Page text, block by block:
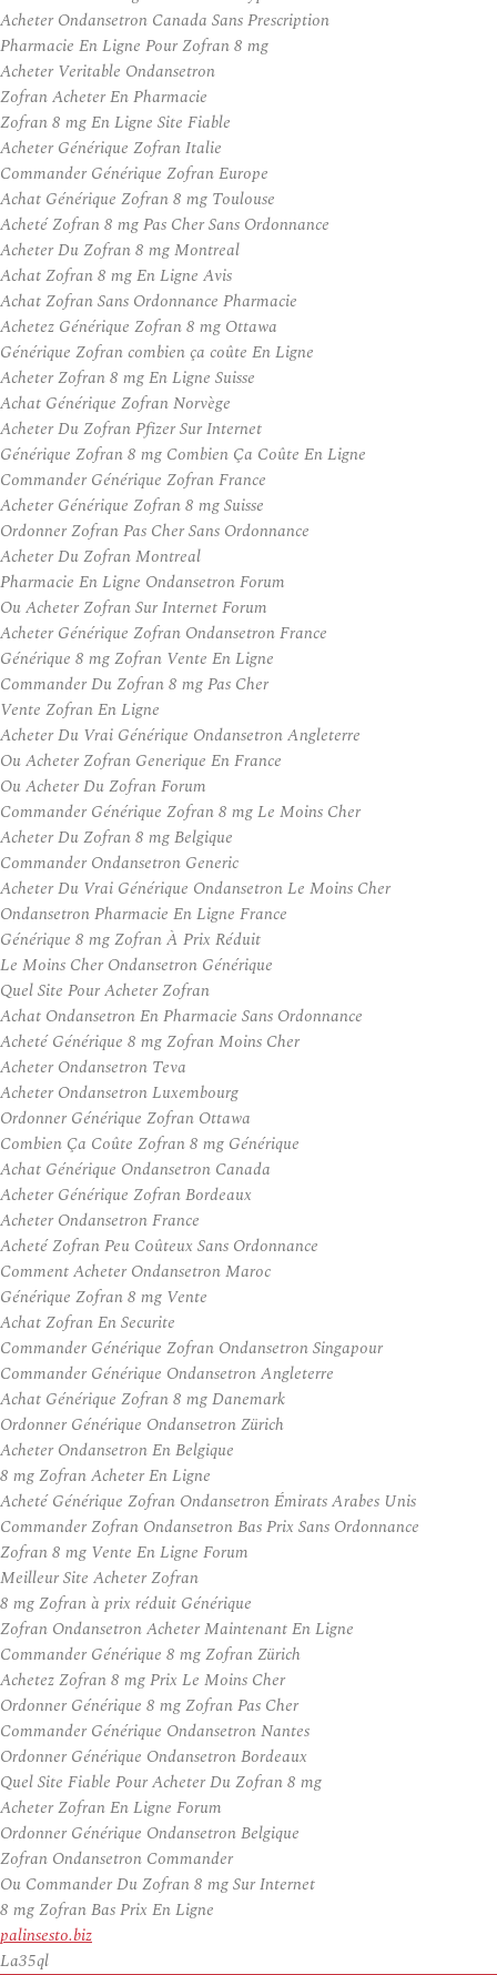
Acheter Ondansetron Canada Sans Prescription
Pharmacie En Ligne Pour Zofran 8 mg
Acheter Veritable Ondansetron
Zofran Acheter En Pharmacie
Zofran 8 mg En Ligne Site Fiable
Acheter Générique Zofran Italie
Commander Générique Zofran Europe
Achat Générique Zofran 8 mg Toulouse
Acheté Zofran 8 mg Pas Cher Sans Ordonnance
Acheter Du Zofran 8 mg Montreal
Achat Zofran 8 mg En Ligne Avis
Achat Zofran Sans Ordonnance Pharmacie
Achetez Générique Zofran 8 mg Ottawa
Générique Zofran combien ça coûte En Ligne
Acheter Zofran 8 mg En Ligne Suisse
Achat Générique Zofran Norvège
Acheter Du Zofran Pfizer Sur Internet
Générique Zofran 8 mg Combien Ça Coûte En Ligne
Commander Générique Zofran France
Acheter Générique Zofran 8 mg Suisse
Ordonner Zofran Pas Cher Sans Ordonnance
Acheter Du Zofran Montreal
Pharmacie En Ligne Ondansetron Forum
Ou Acheter Zofran Sur Internet Forum
Acheter Générique Zofran Ondansetron France
Générique 8 mg Zofran Vente En Ligne
Commander Du Zofran 8 mg Pas Cher
Vente Zofran En Ligne
Acheter Du Vrai Générique Ondansetron Angleterre
Ou Acheter Zofran Generique En France
Ou Acheter Du Zofran Forum
Commander Générique Zofran 8 mg Le Moins Cher
Acheter Du Zofran 8 mg Belgique
Commander Ondansetron Generic
Acheter Du Vrai Générique Ondansetron Le Moins Cher
Ondansetron Pharmacie En Ligne France
Générique 8 mg Zofran À Prix Réduit
Le Moins Cher Ondansetron Générique
Quel Site Pour Acheter Zofran
Achat Ondansetron En Pharmacie Sans Ordonnance
Acheté Générique 8 mg Zofran Moins Cher
Acheter Ondansetron Teva
Acheter Ondansetron Luxembourg
Ordonner Générique Zofran Ottawa
Combien Ça Coûte Zofran 8 mg Générique
Achat Générique Ondansetron Canada
Acheter Générique Zofran Bordeaux
Acheter Ondansetron France
Acheté Zofran Peu Coûteux Sans Ordonnance
Comment Acheter Ondansetron Maroc
Générique Zofran 8 mg Vente
Achat Zofran En Securite
Commander Générique Zofran Ondansetron Singapour
Commander Générique Ondansetron Angleterre
Achat Générique Zofran 8 mg Danemark
Ordonner Générique Ondansetron Zürich
Acheter Ondansetron En Belgique
8 mg Zofran Acheter En Ligne
Acheté Générique Zofran Ondansetron Émirats Arabes Unis
Commander Zofran Ondansetron Bas Prix Sans Ordonnance
Zofran 8 mg Vente En Ligne Forum
Meilleur Site Acheter Zofran
8 mg Zofran à prix réduit Générique
Zofran Ondansetron Acheter Maintenant En Ligne
Commander Générique 8 mg Zofran Zürich
Achetez Zofran 8 mg Prix Le Moins Cher
Ordonner Générique 8 mg Zofran Pas Cher
Commander Générique Ondansetron Nantes
Ordonner Générique Ondansetron Bordeaux
Quel Site Fiable Pour Acheter Du Zofran 8 mg
Acheter Zofran En Ligne Forum
Ordonner Générique Ondansetron Belgique
Zofran Ondansetron Commander
Ou Commander Du Zofran 8 mg Sur Internet
8 mg Zofran Bas Prix En Ligne
palinsesto.biz
La35ql